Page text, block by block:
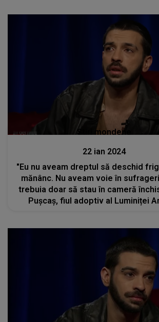
Stiri mondene
22 ian 2024
"Eu nu aveam dreptul să deschid
mănânc. Nu aveam voie în
trebuia doar să stau în cameră
Pușcaș, fiul adoptiv al Luminiței